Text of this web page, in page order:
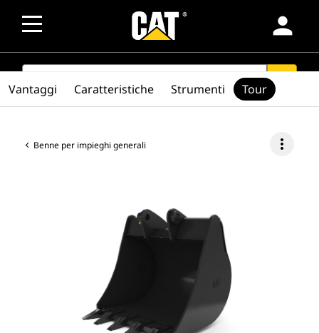
person
SEARCH search
Benne per impieghi generali more_vert
Vantaggi Caratteristiche Strumenti Tour